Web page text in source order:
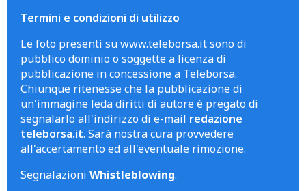
Termini e condizioni di utilizzo
Le foto presenti su www.teleborsa.it sono di
pubblico dominio o soggette a licenza di
pubblicazione in concessione a Teleborsa.
Chiunque ritenesse che la pubblicazione di
un'immagine leda diritti di autore è pregato di
segnalarlo all'indirizzo di e-mail redazione
teleborsa.it. Sarà nostra cura provvedere
all'accertamento ed all'eventuale rimozione.
Segnalazioni Whistleblowing.